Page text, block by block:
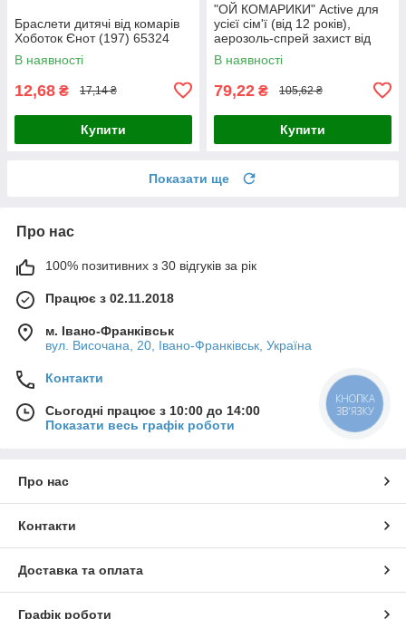
Браслети дитячі від комарів
Хоботок Єнот (197) 65324
В наявності
12,68 ₴ 17,14 ₴
Купити
"ОЙ КОМАРИКИ" Active для
усієї сім'ї (від 12 років),
аерозоль-спрей захист від
комарів 150 мл 38315
В наявності
79,22 ₴ 105,62 ₴
Купити
Показати ще
Про нас
100% позитивних з 30 відгуків за рік
Працює з 02.11.2018
м. Івано-Франківськ
вул. Височана, 20, Івано-Франківськ, Україна
Контакти
Сьогодні працює з 10:00 до 14:00
Показати весь графік роботи
Про нас
Контакти
Доставка та оплата
Графік роботи
КНОПКА
ЗВ'ЯЗКУ